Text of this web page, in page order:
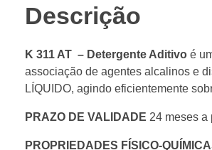
Descrição
K 311 AT – Detergente Aditivo é
associação de agentes alcalinos e
LÍQUIDO, agindo eficientemente
PRAZO DE VALIDADE 24 meses a
PROPRIEDADES FÍSICO-